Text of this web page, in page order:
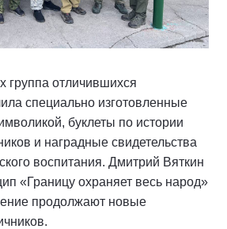
группа отличившихся
специально изготовленные
буклеты по истории
и наградные свидетельства
воспитания. Дмитрий Вяткин
«Границу охраняет весь народ»
продолжают новые